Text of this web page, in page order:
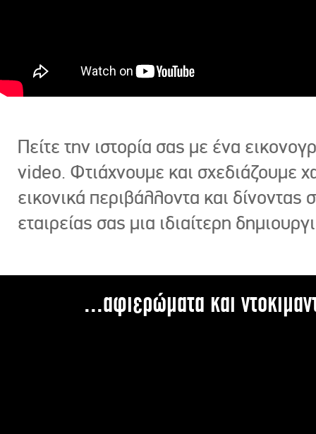
Πείτε την ιστορία σας με ένα
video. Φτιάχνουμε και σχεδιάζουμε
εικονικά περιβάλλοντα και δίνοντας
εταιρείας σας μια ιδιαίτερη
...αφιερώματα και